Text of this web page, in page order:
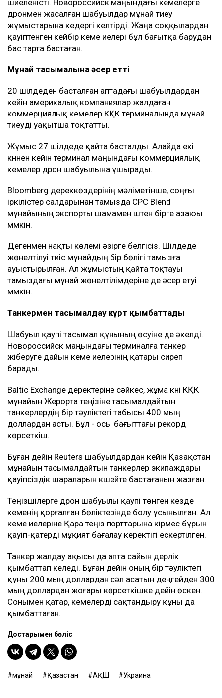
шиеленісті. Новороссийск маңындағы кемелерге
дронмен жасалған шабуылдар мұнай тиеу
жұмыстарына кедергі келтірді. Жаңа соққылардан
қауіптенген кейбір кеме иелері бұл бағытқа барудан
бас тарта бастаған.
Мұнай тасымалына әсер етті
20 шілдеден басталған аптадағы шабуылдардан
кейін америкалық компаниялар жалдаған
коммерциялық кемелер КҚК терминалында мұнай
тиеуді уақытша тоқтатты.
Жұмыс 27 шілдеде қайта басталды. Алайда екі
күннен кейін терминал маңындағы коммерциялық
кемелер дрон шабуылына ұшырады.
Bloomberg дереккөздерінің мәліметінше, соңғы
іркілістер салдарынан тамызда CPC Blend
мұнайының экспорты шамамен үштен бірге азаюы
мүмкін.
Дегенмен нақты көлемі әзірге белгісіз. Шілдеде
жөнелтілуі тиіс мұнайдың бір бөлігі тамызға
ауыстырылған. Ал жұмыстың қайта тоқтауы
тамыздағы мұнай жөнелтілімдеріне де әсер етуі
мүмкін.
Танкермен тасымалдау күрт қымбаттады
Шабуыл қаупі тасымал құнының өсуіне де әкелді.
Новороссийск маңындағы терминалға танкер
жіберуге дайын кеме иелерінің қатары сиреп
барады.
Baltic Exchange деректеріне сәйкес, жұма күні КҚК
мұнайын Жерорта теңізіне тасымалдайтын
танкерлердің бір тәуліктегі табысы 400 мың
доллардан асты. Бұл - осы бағыттағы рекорд
көрсеткіш.
Бұған дейін Reuters шабуылдардан кейін Қазақстан
мұнайын тасымалдайтын танкерлер экипаждары
қауіпсіздік шараларын күшейте бастағанын жазған.
Теңізшілерге дрон шабуылы қаупі төнген кезде
кеменің қорғалған бөліктерінде болу ұсынылған. Ал
кеме иелеріне Қара теңіз порттарына кірмес бұрын
қауіп-қатерді мұқият бағалау керектігі ескертілген.
Танкер жалдау ақысы да апта сайын дерлік
қымбаттап келеді. Бұған дейін оның бір тәуліктегі
құны 200 мың доллардан сәл асатын деңгейден 300
мың доллардан жоғары көрсеткішке дейін өскен.
Сонымен қатар, кемелерді сақтандыру құны да
қымбаттаған.
Достарыңмен бөліс
мұнай Қазақстан АҚШ Украина